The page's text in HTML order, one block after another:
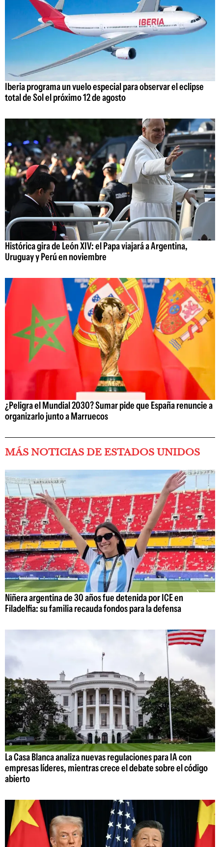
Iberia programa un vuelo especial para observar el eclipse
total de Sol el próximo 12 de agosto
Histórica gira de León XIV: el Papa viajará a Argentina,
Uruguay y Perú en noviembre
¿Peligra el Mundial 2030? Sumar pide que España renuncie a
organizarlo junto a Marruecos
MÁS NOTICIAS DE ESTADOS UNIDOS
Niñera argentina de 30 años fue detenida por ICE en
Filadelfia: su familia recauda fondos para la defensa
La Casa Blanca analiza nuevas regulaciones para IA con
empresas líderes, mientras crece el debate sobre el código
abierto